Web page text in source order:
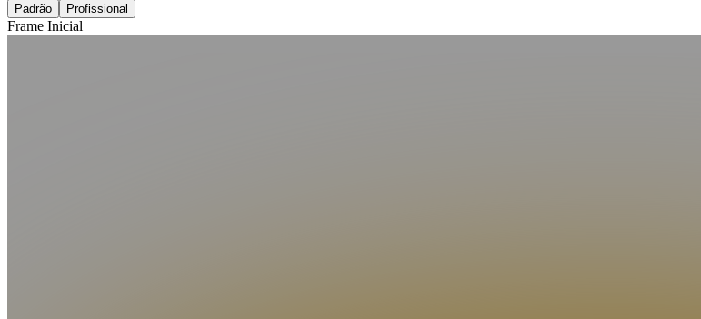
Padrão Profissional
Frame Inicial